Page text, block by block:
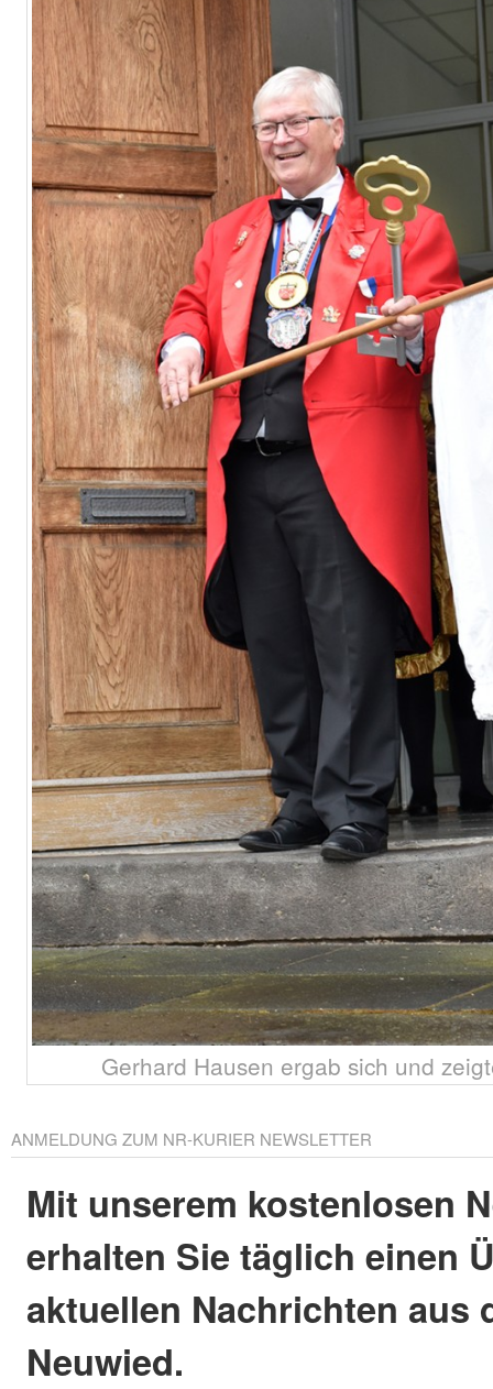
Gerhard Hausen ergab sich und
ANMELDUNG ZUM NR-KURIER NEWSLETTER
Mit unserem kostenlosen
erhalten Sie täglich einen
aktuellen Nachrichten aus
Neuwied.